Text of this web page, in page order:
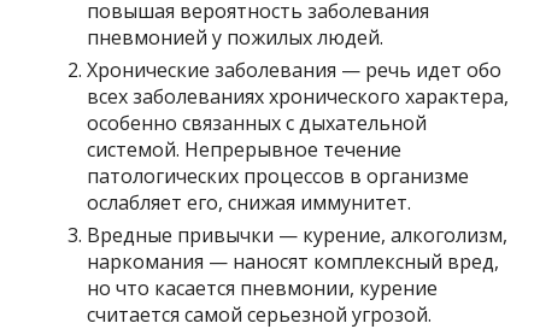
повышая вероятность заболевания
пневмонией у пожилых людей.
Хронические заболевания — речь идет обо
всех заболеваниях хронического характера,
особенно связанных с дыхательной
системой. Непрерывное течение
патологических процессов в организме
ослабляет его, снижая иммунитет.
Вредные привычки — курение, алкоголизм,
наркомания — наносят комплексный вред,
но что касается пневмонии, курение
считается самой серьезной угрозой.